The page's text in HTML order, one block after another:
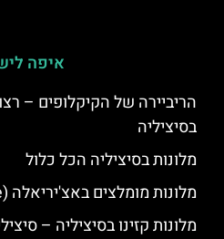
איפה
הריביירה של הקיקלופים –
בסיציליה
מלונות בסיציליה הכל כלול
מלונות מומלצים באצ'יריאלה (Acireale) סיציליה
מלונות קזינו בסיציליה –